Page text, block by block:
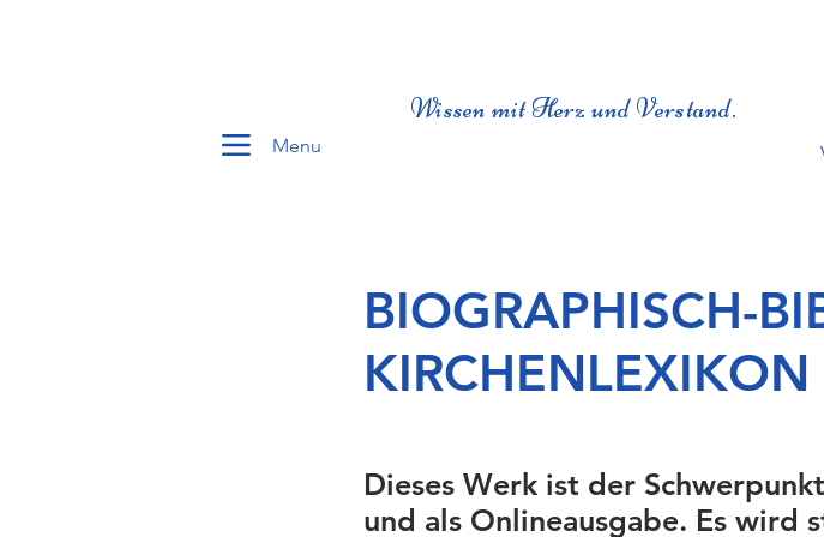
Menu
Wissen mit Herz und Verstand.
BIOGRAPHISCH-
KIRCHENLEXIKON
Dieses Werk ist der
und als Onlineausgabe. Es wird